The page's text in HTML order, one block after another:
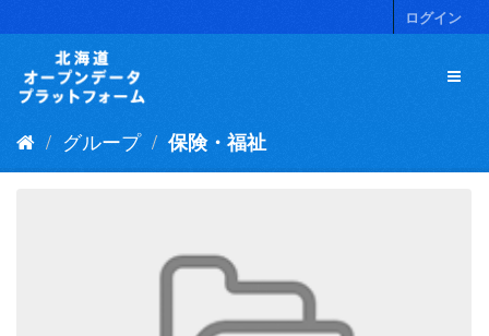
キ
ログイン
グループ 保険・福祉